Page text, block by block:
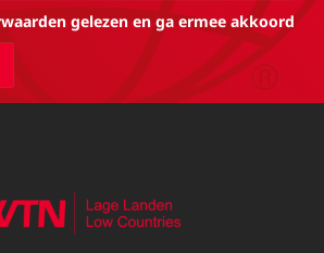
gelezen en ga ermee akkoord